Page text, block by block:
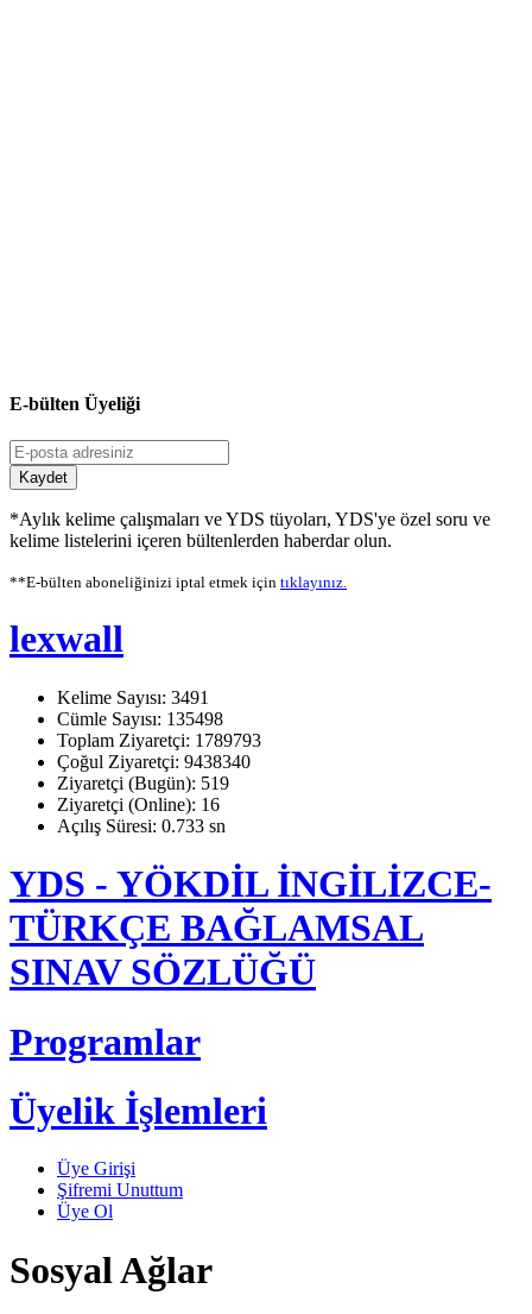
E-bülten Üyeliği
Kaydet
*Aylık kelime çalışmaları ve YDS tüyoları, YDS'ye özel soru ve
kelime listelerini içeren bültenlerden haberdar olun.
**E-bülten aboneliğinizi iptal etmek için tıklayınız.
lexwall
Kelime Sayısı: 3491
Cümle Sayısı: 135498
Toplam Ziyaretçi: 1789793
Çoğul Ziyaretçi: 9438340
Ziyaretçi (Bugün): 519
Ziyaretçi (Online): 16
Açılış Süresi: 0.733 sn
YDS - YÖKDİL İNGİLİZCE-
TÜRKÇE BAĞLAMSAL
SINAV SÖZLÜĞÜ
Programlar
Üyelik İşlemleri
Üye Girişi
Şifremi Unuttum
Üye Ol
Sosyal Ağlar